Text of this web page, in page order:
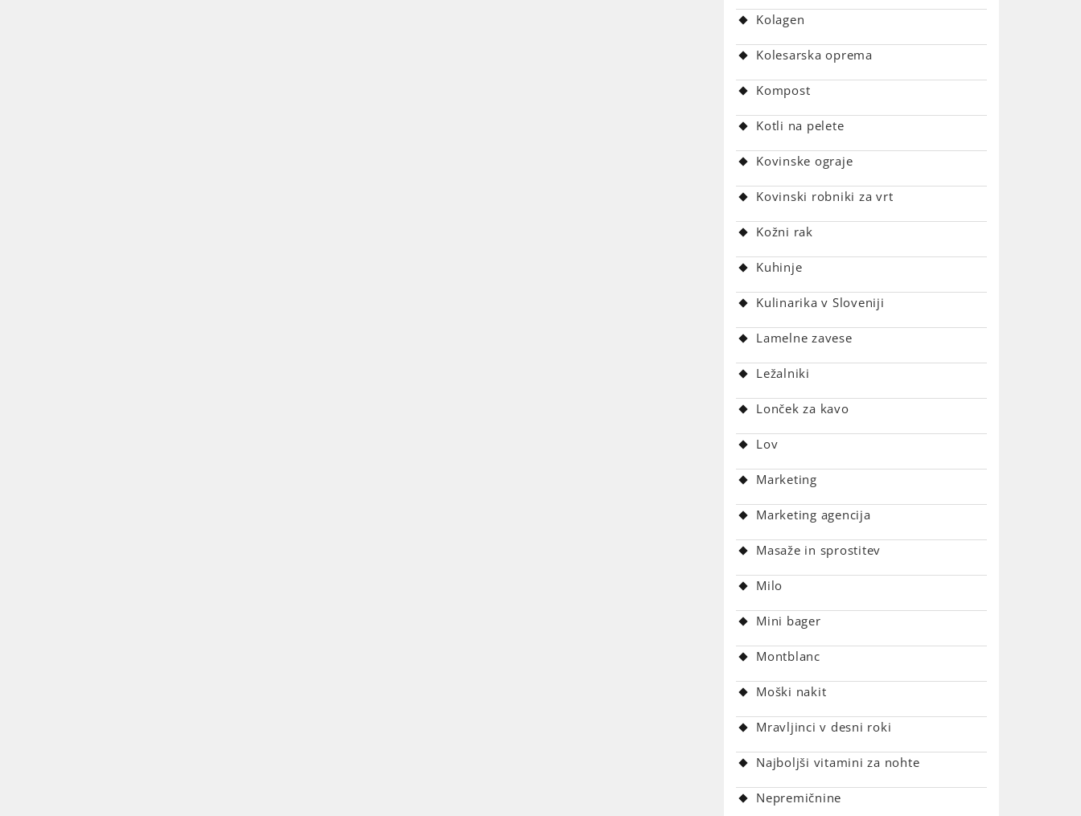
Kolagen
Kolesarska oprema
Kompost
Kotli na pelete
Kovinske ograje
Kovinski robniki za vrt
Kožni rak
Kuhinje
Kulinarika v Sloveniji
Lamelne zavese
Ležalniki
Lonček za kavo
Lov
Marketing
Marketing agencija
Masaže in sprostitev
Milo
Mini bager
Montblanc
Moški nakit
Mravljinci v desni roki
Najboljši vitamini za nohte
Nepremičnine